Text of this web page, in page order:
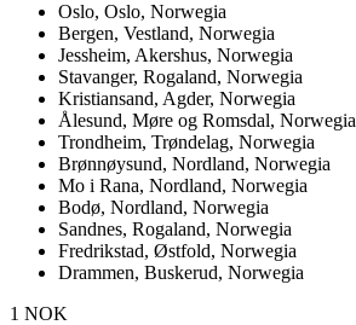
Oslo, Oslo, Norwegia
Bergen, Vestland, Norwegia
Jessheim, Akershus, Norwegia
Stavanger, Rogaland, Norwegia
Kristiansand, Agder, Norwegia
Ålesund, Møre og Romsdal, Norwegia
Trondheim, Trøndelag, Norwegia
Brønnøysund, Nordland, Norwegia
Mo i Rana, Nordland, Norwegia
Bodø, Nordland, Norwegia
Sandnes, Rogaland, Norwegia
Fredrikstad, Østfold, Norwegia
Drammen, Buskerud, Norwegia
1 NOK